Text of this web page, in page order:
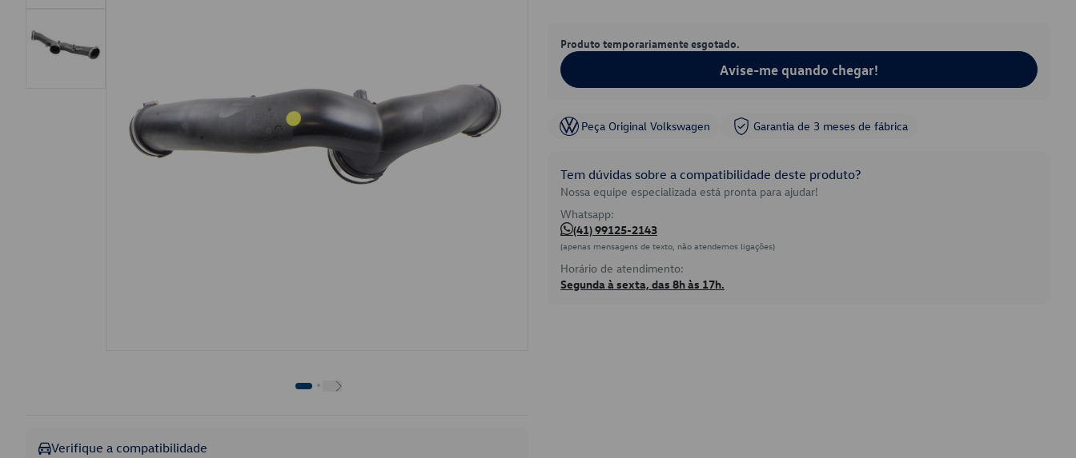
Verifique a compatibilidade
Produto temporariamente esgotado.
Avise-me quando chegar!
Peça Original Volkswagen Garantia de 3 meses de fábrica
Tem dúvidas sobre a compatibilidade deste produto?
Nossa equipe especializada está pronta para ajudar!
Whatsapp:
(41) 99125-2143
(apenas mensagens de texto, não atendemos ligações)
Horário de atendimento:
Segunda à sexta, das 8h às 17h.